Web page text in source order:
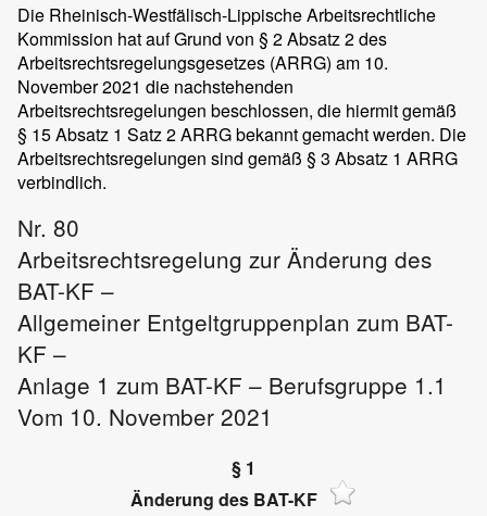
Die Rheinisch-Westfälisch-Lippische Arbeitsrechtliche
Kommission hat auf Grund von § 2 Absatz 2 des
Arbeitsrechtsregelungsgesetzes (ARRG) am 10.
November 2021 die nachstehenden
Arbeitsrechtsregelungen beschlossen, die hiermit gemäß
§ 15 Absatz 1 Satz 2 ARRG bekannt gemacht werden. Die
Arbeitsrechtsregelungen sind gemäß § 3 Absatz 1 ARRG
verbindlich.
Nr. 80
Arbeitsrechtsregelung zur Änderung des
BAT-KF –
Allgemeiner Entgeltgruppenplan zum BAT-
KF –
Anlage 1 zum BAT-KF – Berufsgruppe 1.1
Vom 10. November 2021
§ 1
Änderung des BAT-KF